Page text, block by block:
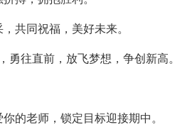
共同祝福，美好未来。
勇往直前，放飞梦想，争创新高。
的老师，锁定目标迎接期中。